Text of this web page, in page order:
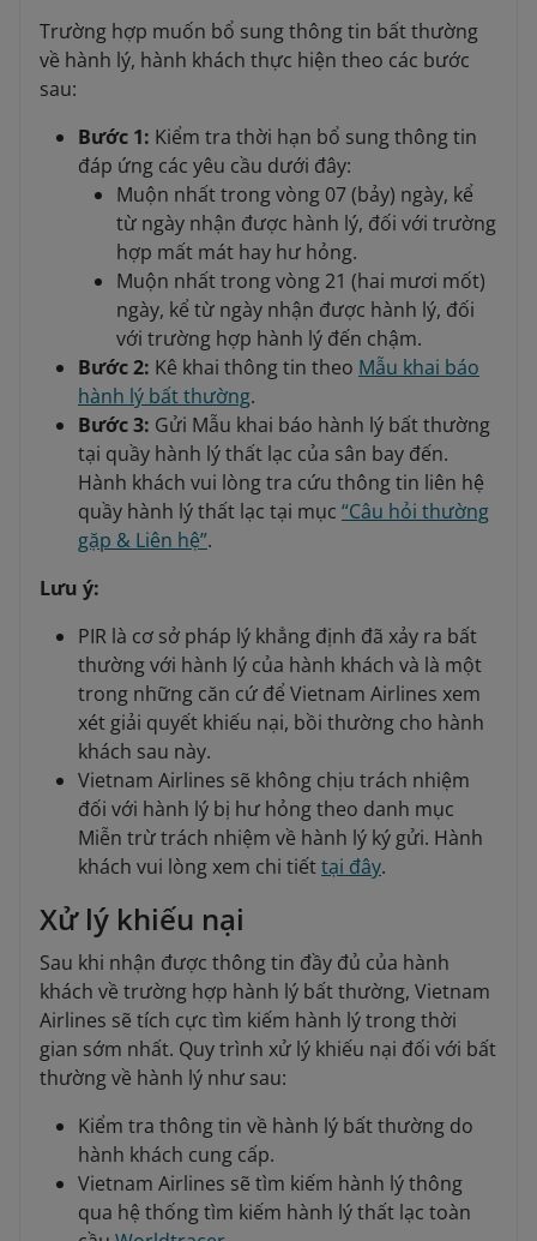
Trường hợp muốn bổ sung thông tin bất thường
về hành lý, hành khách thực hiện theo các bước
sau:
Bước 1: Kiểm tra thời hạn bổ sung thông tin
đáp ứng các yêu cầu dưới đây:
Muộn nhất trong vòng 07 (bảy) ngày, kể
từ ngày nhận được hành lý, đối với trường
hợp mất mát hay hư hỏng.
Muộn nhất trong vòng 21 (hai mươi mốt)
ngày, kể từ ngày nhận được hành lý, đối
với trường hợp hành lý đến chậm.
Bước 2: Kê khai thông tin theo Mẫu khai báo
hành lý bất thường.
Bước 3: Gửi Mẫu khai báo hành lý bất thường
tại quầy hành lý thất lạc của sân bay đến.
Hành khách vui lòng tra cứu thông tin liên hệ
quầy hành lý thất lạc tại mục “Câu hỏi thường
gặp & Liên hệ”.
Lưu ý:
PIR là cơ sở pháp lý khẳng định đã xảy ra bất
thường với hành lý của hành khách và là một
trong những căn cứ để Vietnam Airlines xem
xét giải quyết khiếu nại, bồi thường cho hành
khách sau này.
Vietnam Airlines sẽ không chịu trách nhiệm
đối với hành lý bị hư hỏng theo danh mục
Miễn trừ trách nhiệm về hành lý ký gửi. Hành
khách vui lòng xem chi tiếttại đây.
Xử lý khiếu nại
Sau khi nhận được thông tin đầy đủ của hành
khách về trường hợp hành lý bất thường, Vietnam
Airlines sẽ tích cực tìm kiếm hành lý trong thời
gian sớm nhất. Quy trình xử lý khiếu nại đối với bất
thường về hành lý như sau:
Kiểm tra thông tin về hành lý bất thường do
hành khách cung cấp.
Vietnam Airlines sẽ tìm kiếm hành lý thông
qua hệ thống tìm kiếm hành lý thất lạc toàn